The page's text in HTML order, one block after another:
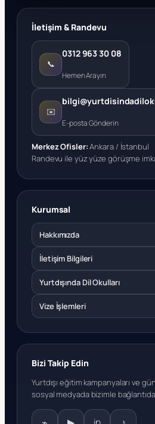
İletişim & Randevu
📞
0312 963 30 08
Hemen Arayın
✉️
E-posta Gönderin
Merkez Ofisler:Ankara / İstanbul
Randevu ile yüz yüze görüşme
Kurumsal
Hakkımızda
İletişim Bilgileri
Yurtdışında Dil Okulları
Vize İşlemleri
Bizi Takip Edin
Yurtdışı eğitim kampanyaları ve
sosyal medyada bizimle bağlantıda